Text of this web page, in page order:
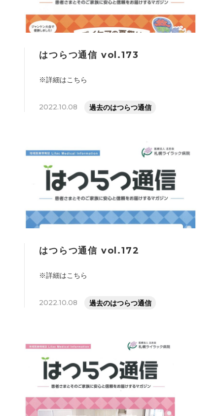
はつらつ通信 vol.173
※詳細はこちら
2022.10.08 過去のはつらつ通信
はつらつ通信 vol.172
※詳細はこちら
2022.10.08 過去のはつらつ通信